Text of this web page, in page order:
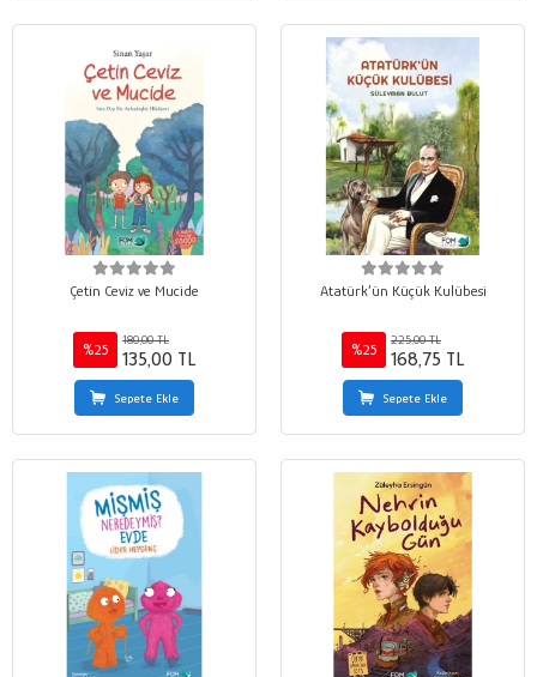
Çetin Ceviz ve Mucide
%25
180,00 TL
135,00 TL
Sepete Ekle
Atatürk’ün Küçük Kulübesi
%25
225,00 TL
168,75 TL
Sepete Ekle